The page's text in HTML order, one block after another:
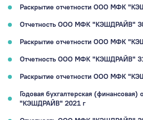
Раскрытие отчетности ООО МФК
Отчетность ООО МФК "КЭШДРАЙВ"
Раскрытие отчетности ООО МФК
Отчетность ООО МФК "КЭШДРАЙВ"
Раскрытие отчетности ООО МФК
Годовая бухгалтерская
"КЭШДРАЙВ" 2021 г